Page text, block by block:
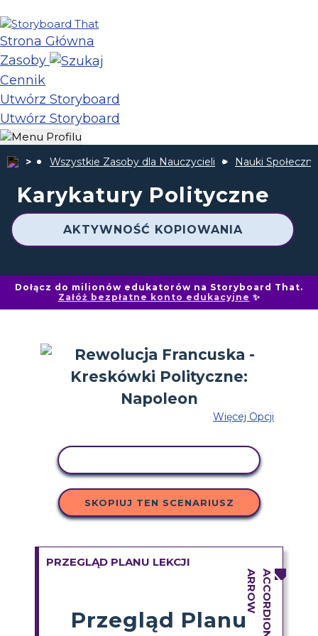
Strona Główna
Zasoby
Cennik
Utwórz Storyboard
Utwórz Storyboard
Wszystkie Zasoby dla Nauczycieli Nauki Społeczne
Karykatury Polityczne
AKTYWNOŚĆ KOPIOWANIA
Dołącz do milionów edukatorów na Storyboard That.
Załóż bezpłatne konto edukacyjne ✨
Więcej Opcji
SKOPIUJ TEN SCENARIUSZ
PRZEGLĄD PLANU LEKCJI
Przegląd Planu